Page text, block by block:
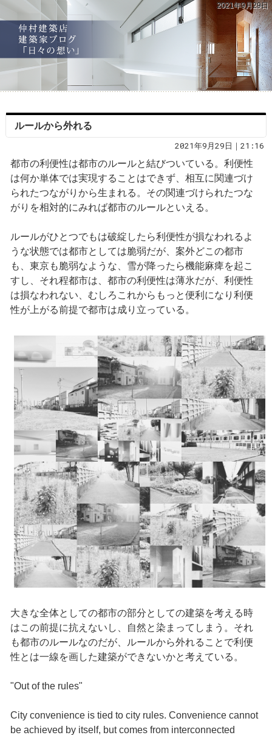
2021年9月29日
ルールから外れる
2021年9月29日｜21:16
都市の利便性は都市のルールと結びついている。利便性
は何か単体では実現することはできず、相互に関連づけ
られたつながりから生まれる。その関連づけられたつな
がりを相対的にみれば都市のルールといえる。
ルールがひとつでもは破綻したら利便性が損なわれるよ
うな状態では都市としては脆弱だが、案外どこの都市
も、東京も脆弱なような、雪が降ったら機能麻痺を起こ
すし、それ程都市は、都市の利便性は薄氷だが、利便性
は損なわれない、むしろこれからもっと便利になり利便
性が上がる前提で都市は成り立っている。
大きな全体としての都市の部分としての建築を考える時
はこの前提に抗えないし、自然と染まってしまう。それ
も都市のルールなのだが、ルールから外れることで利便
性とは一線を画した建築ができないかと考えている。
"Out of the rules"
City convenience is tied to city rules. Convenience cannot
be achieved by itself, but comes from interconnected